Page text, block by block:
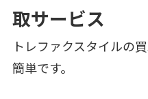
取サービス
トレファクスタイルの
簡単です。